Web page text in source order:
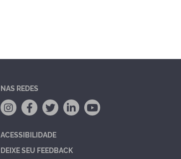
NAS REDES
ACESSIBILIDADE
DEIXE SEU FEEDBACK